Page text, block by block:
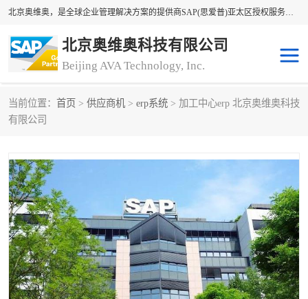
北京奥维奥，是全球企业管理解决方案的提供商SAP(思爱普)亚太区授权服务商领军者，SAP金牌服务商和代理商。企业ERP系统软件，SAP软件实施，17年来服务客户1500多家。提供SAP Business One，SAP Business ByDesign，SAP S/4HANA Cloud，SAP Analytics Cloud （分析云）等产品与解决方案。咨询专线：400-890-8880
北京奥维奥科技有限公司
Beijing AVA Technology, Inc.
当前位置： 首页 > 供应商机 > erp系统 > 加工中心erp 北京奥维奥科技
有限公司
sap系统
sap软件开发 sap管理系统
码上用条码管理 扫码系统
工厂ERP软件 制造业ERP系统
工厂ERP系统 皮具厂erp系统